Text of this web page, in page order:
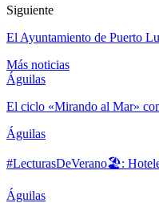
Siguiente
El Ayuntamiento de Puerto
Más noticias
Águilas
El ciclo «Mirando al Mar»
Águilas
#LecturasDeVerano🏖:
Águilas